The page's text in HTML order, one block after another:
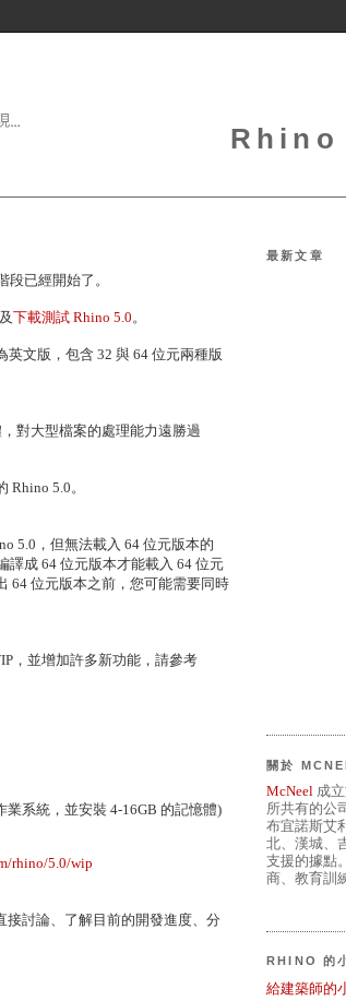
Rhino
已經開始了。
及下載測試 Rhino 5.0。
英文版，包含 32 與 64 位元兩種版
對大型檔案的處理能力遠勝過
Rhino 5.0。
5.0，但無法載入 64 位元版本的
譯成 64 位元版本才能載入 64 位元
64 位元版本之前，您可能需要同時
，並增加許多新功能，請參考
系統，並安裝 4-16GB 的記憶體)
rhino/5.0/wip
接討論、了解目前的開發進度、分
最新文章
關於
McNeel 成
所共有的公
布宜諾斯艾
北、漢城、
支援的據點
商、教育訓
RHINO 的
給建築師的